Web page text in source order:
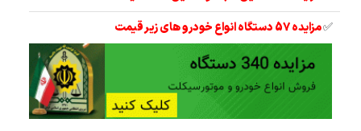
✅مزایده 57 دستگاه انواع خودرو های زیر قیمت